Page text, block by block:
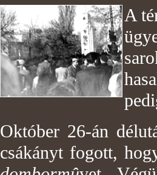
A
Október 26-án
csákányt fogott,